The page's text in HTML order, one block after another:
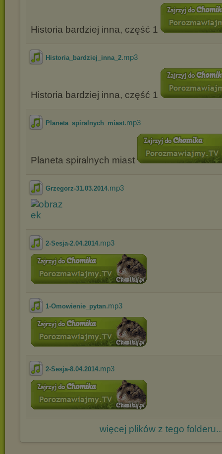
Historia bardziej inna, część 1
Historia_bardziej_inna_2.mp3
Historia bardziej inna, część 1
Planeta_spiralnych_miast.mp3
Planeta spiralnych miast
Grzegorz-31.03.2014.mp3
2-Sesja-2.04.2014.mp3
1-Omowienie_pytan.mp3
2-Sesja-8.04.2014.mp3
więcej plików z tego